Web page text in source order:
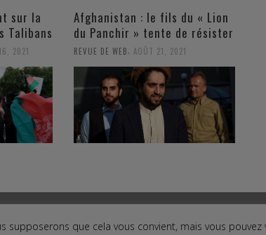
sur la
Talibans
2021
Afghanistan : le fils du « Lion
du Panchir » tente de résister
REVUE DE WEB AOÛT 21, 2021
que cela vous convient, mais vous